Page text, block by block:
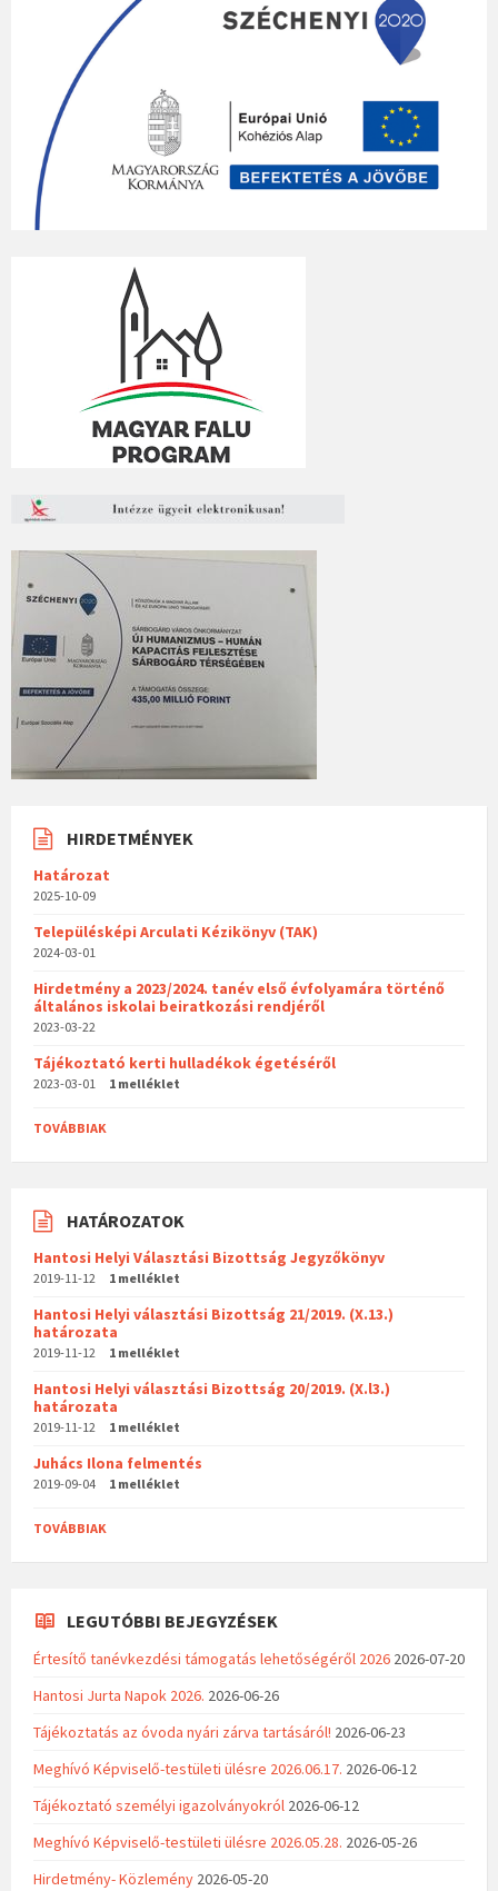
HIRDETMÉNYEK
Határozat
2025-10-09
Településképi Arculati Kézikönyv (TAK)
2024-03-01
Hirdetmény a 2023/2024. tanév első évfolyamára történő
általános iskolai beiratkozási rendjéről
2023-03-22
Tájékoztató kerti hulladékok égetéséről
2023-03-01 1 melléklet
TOVÁBBIAK
HATÁROZATOK
Hantosi Helyi Választási Bizottság Jegyzőkönyv
2019-11-12 1 melléklet
Hantosi Helyi választási Bizottság 21/2019. (X.13.)
határozata
2019-11-12 1 melléklet
Hantosi Helyi választási Bizottság 20/2019. (X.l3.)
határozata
2019-11-12 1 melléklet
Juhács Ilona felmentés
2019-09-04 1 melléklet
TOVÁBBIAK
LEGUTÓBBI BEJEGYZÉSEK
Értesítő tanévkezdési támogatás lehetőségéről 2026 2026-07-20
Hantosi Jurta Napok 2026. 2026-06-26
Tájékoztatás az óvoda nyári zárva tartásáról! 2026-06-23
Meghívó Képviselő-testületi ülésre 2026.06.17. 2026-06-12
Tájékoztató személyi igazolványokról 2026-06-12
Meghívó Képviselő-testületi ülésre 2026.05.28. 2026-05-26
Hirdetmény- Közlemény 2026-05-20